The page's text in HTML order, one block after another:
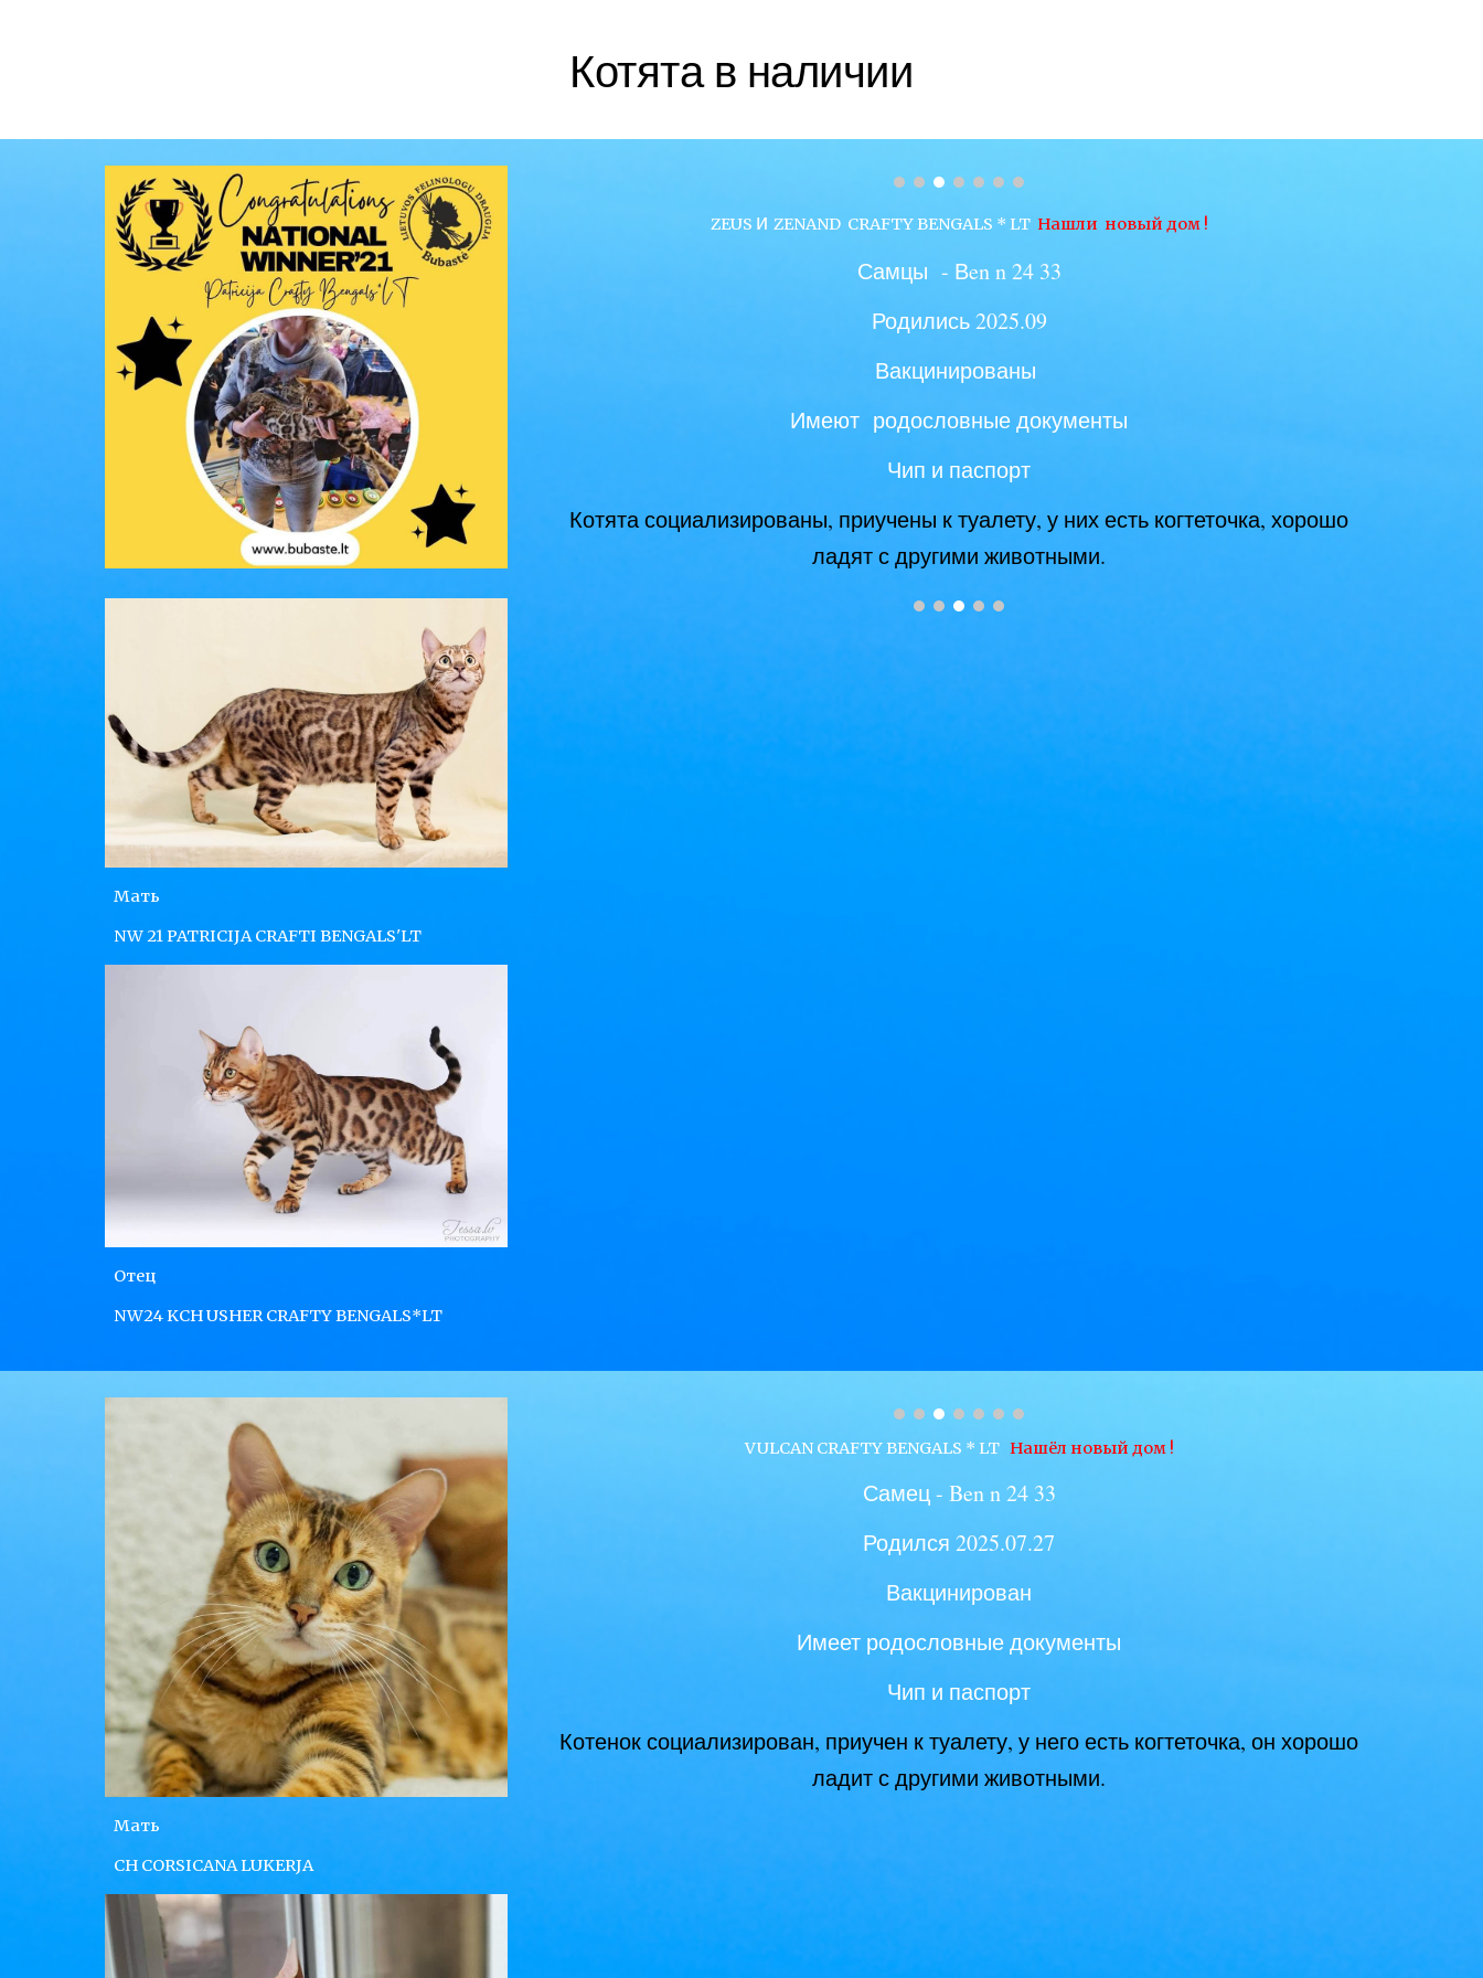
Котята в наличии
Мать
NW 21 PATRICIJA CRAFTI BENGALS'LT
Отец
NW24 KCH USHER CRAFTY BENGALS*LT
ZEUS и ZENAND CRAFTY BENGALS * LT Нашли новый дом !
Самцы - Вen n 24 33
Родились2025.09
Вакцинированы
Имеют родословные документы
Чип и паспорт
Котята социализированы, приучены к туалету, у них есть когтеточка, хорошо
ладят с другими животными.
Мать
CH CORSICANA LUKERJA
VULCAN CRAFTY BENGALS * LT Нашёл новый дом !
Самец - Ben n 24 33
Родился 2025.07.27
Вакцинирован
Имеет родословные документы
Чип и паспорт
Котенок социализирован, приучен к туалету, у него есть когтеточка, он хорошо
ладит с другими животными.